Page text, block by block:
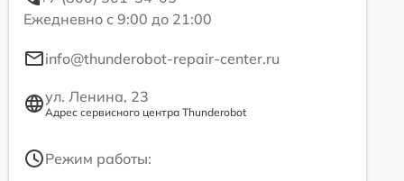
Ежедневно с 9:00 до 21:00
info@thunderobot-repair-center.ru
ул. Ленина, 23
Адрес сервисного центра Thunderobot
Режим работы: